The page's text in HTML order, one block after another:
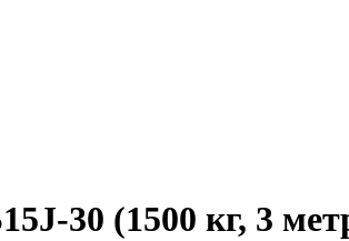
30 (1500 кг, 3